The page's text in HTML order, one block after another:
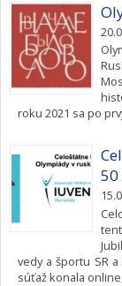
roku 2021 sa po
50
vedy a športu SR
súťaž konala